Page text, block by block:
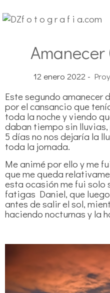
12 enero 2022 -
Este segundo amanecer
por el cansancio que
toda la noche y viendo
daban tiempo sin
5 días no nos dejaría la
toda la jornada.
Me animé por ello y me
que me queda
esta ocasión me fui solo
fatigas Daniel, que
antes de salir el sol,
haciendo nocturnas y la